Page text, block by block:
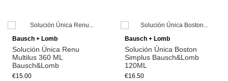
Add to cart
Bausch + Lomb
Solución Única Renu
Multilus 360 ML
Bausch&Lomb
€15.00
Add to cart
Bausch + Lomb
Solución Única Boston
Simplus Bausch&Lomb
120ML
€16.50